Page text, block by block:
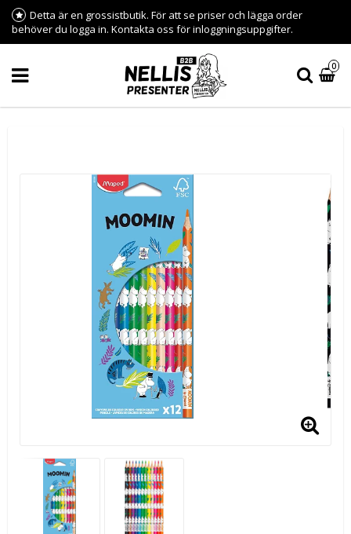
Detta är en grossistbutik. För att se priser och lägga order
behöver du logga in. Kontakta oss för inloggningsuppgifter.
0